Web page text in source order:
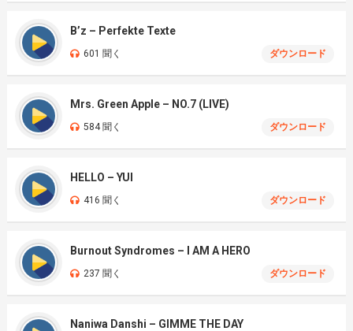
B’z – Perfekte Texte
601 聞く ダウンロード
Mrs. Green Apple – NO.7 (LIVE)
584 聞く ダウンロード
HELLO – YUI
416 聞く ダウンロード
Burnout Syndromes – I AM A HERO
237 聞く ダウンロード
Naniwa Danshi – GIMME THE DAY